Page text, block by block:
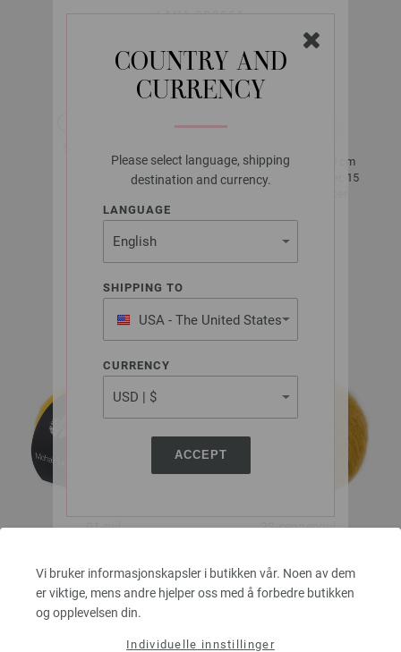
COUNTRY AND
CURRENCY
Please select language, shipping
destination and currency.
LANGUAGE
SHIPPING TO
USA - The United States
of America
CURRENCY
ACCEPT
Vi bruker informasjonskapsler i butikken vår. Noen av dem
er viktige, mens andre hjelper oss med å forbedre butikken
og opplevelsen din.
Individuelle innstillinger
LANA GROSSA
MOHAIR MODA
per 50 g
6 - 7
10 x 10 cm
20 Rader, 15
størrelse 38 -
ca. 200 - 250
g
01-gul 22-sennepgul